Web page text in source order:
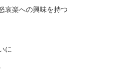
哀楽への興味を持つ
に